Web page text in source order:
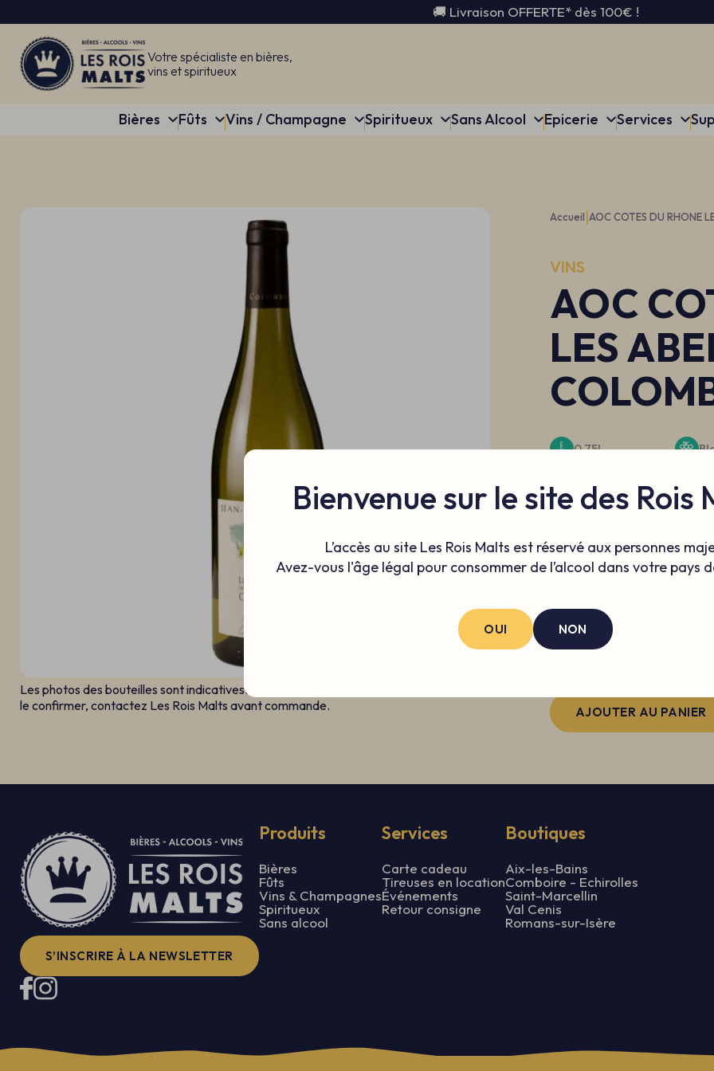
🚚 Livraison OFFERTE* dès 100€ !
Votre spécialiste en bières,
vins et spiritueux
Bières Fûts Vins / Champagne Spiritueux Sans Alcool Epicerie Services
Bienvenue sur le site des Rois
L’accès au site Les Rois Malts est réservé aux personnes
Avez-vous l'âge légal pour consommer de l’alcool dans votre pays
OUI NON
Les photos des bouteilles sont indicatives. Le millésime affiché n’est pas garanti. Pour
le confirmer, contactez Les Rois Malts avant commande.
Accueil AOC COTES DU RHONE
VINS
AOC
LES
0.75L
Vallée du Rhone
Un vin gourmand et
déguster sans prétexte.
9.7€
Quantité
AJOUTER AU PANIER
S’INSCRIRE À LA NEWSLETTER
Produits
Bières
Fûts
Vins & Champagnes
Spiritueux
Sans alcool
Services
Carte cadeau
Tireuses en location
Événements
Retour consigne
Boutiques
Aix-les-Bains
Comboire - Echirolles
Saint-Marcellin
Val Cenis
Romans-sur-Isère